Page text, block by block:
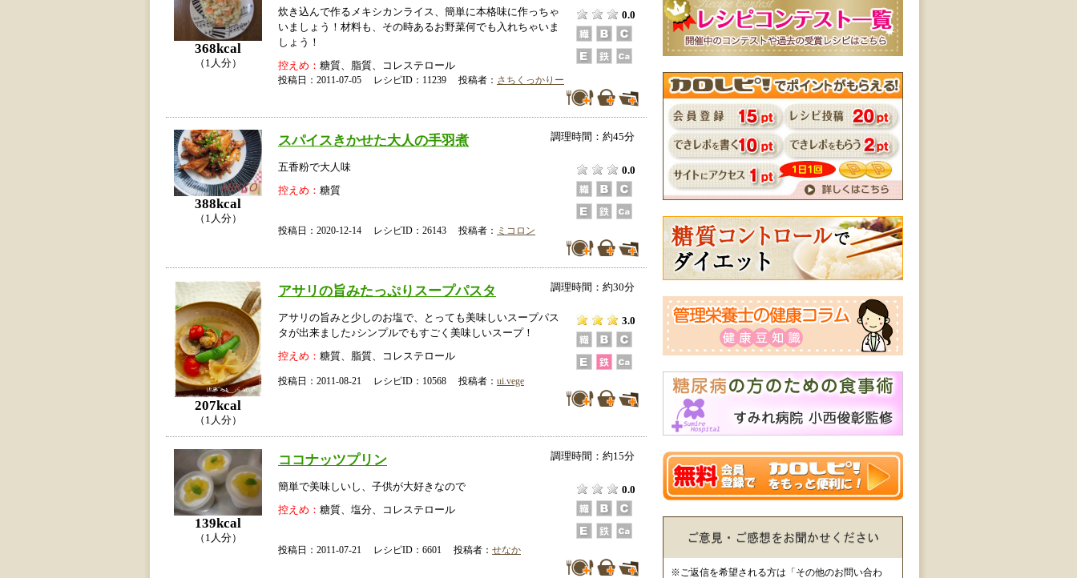
368kcal
（1人分）
炊き込んで作るメキシカンライス、簡単に本格味に作っちゃ
いましょう！材料も、その時あるお野菜何でも入れちゃいま
しょう！
0.0
控えめ： 糖質、脂質、コレステロール
投稿日：2011-07-05 レシピID：11239 投稿者： さちくっかりー
388kcal
（1人分）
スパイスきかせた大人の手羽煮 調理時間：約45分
五香粉で大人味
0.0
控えめ： 糖質
投稿日：2020-12-14 レシピID：26143 投稿者： ミコロン
207kcal
（1人分）
アサリの旨みたっぷりスープパスタ 調理時間：約30分
アサリの旨みと少しのお塩で、とっても美味しいスープパス
タが出来ました♪シンプルでもすごく美味しいスープ！
3.0
控えめ： 糖質、脂質、コレステロール
投稿日：2011-08-21 レシピID：10568 投稿者： ui.vege
139kcal
（1人分）
ココナッツプリン 調理時間：約15分
簡単で美味しいし、子供が大好きなので
0.0
控えめ： 糖質、塩分、コレステロール
投稿日：2011-07-21 レシピID：6601 投稿者： せなか
※ご返信を希望される方は「その他のお問い合わ